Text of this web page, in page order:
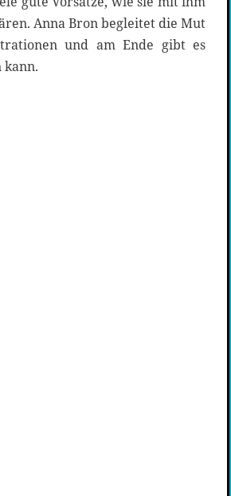
Anna Bron begleitet die Mut
und am Ende gibt es
kann.